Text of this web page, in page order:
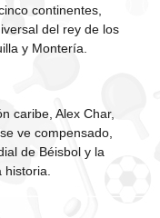
continentes,
del rey de los
y Montería.
caribe, Alex Char,
ve compensado,
de Béisbol y la
historia.